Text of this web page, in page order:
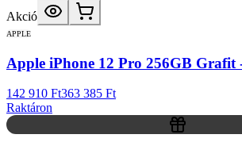
Akció
APPLE
Apple iPhone 12 Pro 256GB Grafit
142 910 Ft363 385 Ft
Raktáron